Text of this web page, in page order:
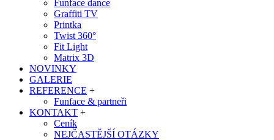
Funface dance
Graffiti TV
Printka
Twist 360°
Fit Light
Matrix 3D
NOVINKY
GALERIE
REFERENCE +
Funface & partneři
KONTAKT +
Ceník
NEJČASTĚJŠÍ OTÁZKY